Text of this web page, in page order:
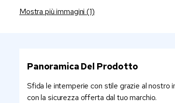
Mostra più immagini (1)
Panoramica Del Prodotto
Sfida le intemperie con stile grazie al nostro
con la sicurezza offerta dal tuo marchio.